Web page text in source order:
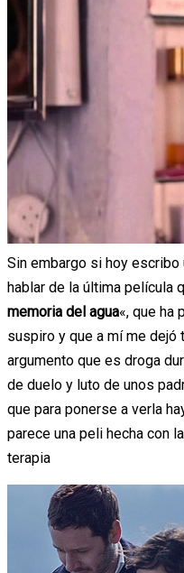
Sin embargo si hoy escribo
hablar de la última película
memoria del agua«, que ha
suspiro y que a mí me dejó
argumento que es droga
de duelo y luto de unos
que para ponerse a verla
parece una peli hecha con
terapia